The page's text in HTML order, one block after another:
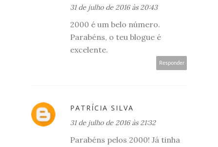
31 de julho de 2016 às 20:43
2000 é um belo número.
Parabéns, o teu blogue é
excelente.
Responder
PATRÍCIA SILVA
31 de julho de 2016 às 21:32
Parabéns pelos 2000! Já tinha